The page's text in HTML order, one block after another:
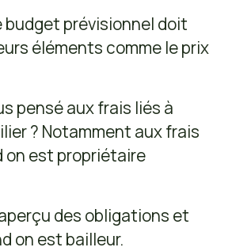
budget prévisionnel doit
éléments comme le prix
pensé aux frais liés à
? Notamment aux frais
on est propriétaire
des obligations et
on est bailleur.